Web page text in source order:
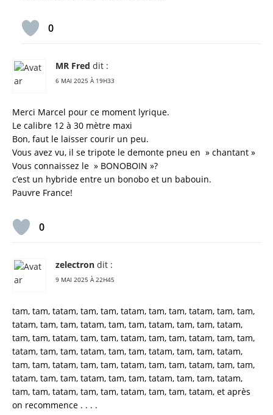
0
MR Fred dit :
6 MAI 2025 À 19H33
Merci Marcel pour ce moment lyrique.
Le calibre 12 à 30 mètre maxi
Bon, faut le laisser courir un peu.
Vous avez vu, il se tripote le demonte pneu en » chantant »
Vous connaissez le » BONOBOIN »?
c’est un hybride entre un bonobo et un babouin.
Pauvre France!
0
zelectron dit :
9 MAI 2025 À 22H45
tam, tam, tatam, tam, tam, tatam, tam, tam, tatam, tam, tam,
tatam, tam, tam, tatam, tam, tam, tatam, tam, tam, tatam,
tam, tam, tatam, tam, tam, tatam, tam, tam, tatam, tam, tam,
tatam, tam, tam, tatam, tam, tam, tatam, tam, tam, tatam,
tam, tam, tatam, tam, tam, tatam, tam, tam, tatam, tam, tam,
tatam, tam, tam, tatam, tam, tam, tatam, tam, tam, tatam,
tam, tam, tatam, tam, tam, tatam, tam, tam, tatam, et après
on recommence . . . .